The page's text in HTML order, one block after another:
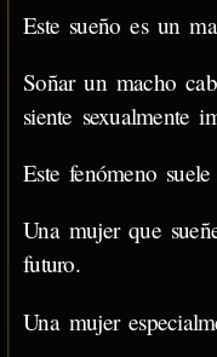
Este sueño es un
Soñar un macho
siente sexualmente
Este fenómeno
Una mujer que
futuro.
Una mujer